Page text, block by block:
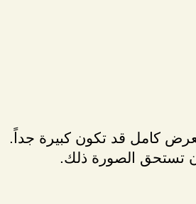
كامل قد تكون كبيرة جداً.
تستحق الصورة ذلك.